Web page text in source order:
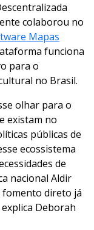
colaborou no
Mapas
funciona
para o
no Brasil.
olhar para o
existam no
públicas de
ecossistema
de
nacional Aldir
fomento direto já
Deborah